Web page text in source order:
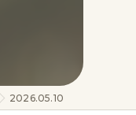
2026.05.10